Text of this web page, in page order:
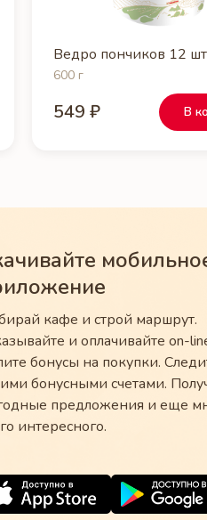
Ведро пончиков 12
600 г
549 ₽ В
кафе и строй маршрут.
и оплачивайте on-
бонусы на покупки.
бонусными счетами.
предложения и еще
интересного.